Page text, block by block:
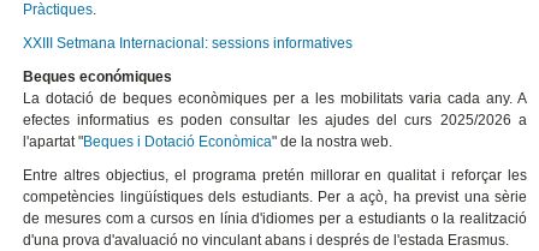
Pràctiques.
XXIII Setmana Internacional: sessions informatives
Beques económiques
La dotació de beques econòmiques per a les mobilitats varia cada any. A
efectes informatius es poden consultar les ajudes del curs 2025/2026 a
l'apartat "Beques i Dotació Econòmica" de la nostra web.
Entre altres objectius, el programa pretén millorar en qualitat i reforçar les
competències lingüístiques dels estudiants. Per a açò, ha previst una sèrie
de mesures com a cursos en línia d'idiomes per a estudiants o la realització
d'una prova d'avaluació no vinculant abans i després de l'estada Erasmus.